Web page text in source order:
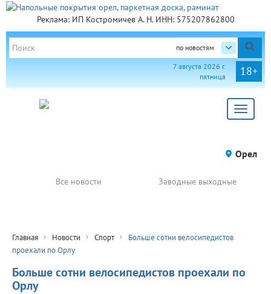
Реклама: ИП Костромичев А. Н. ИНН: 575207862800
по новостям
18+
7 августа 2026 г.
пятница
Toggle
Орел
Все новости Заводные выходные
Главная Новости Спорт
Больше сотни велосипедистов
проехали по Орлу
Больше сотни велосипедистов проехали по
Орлу